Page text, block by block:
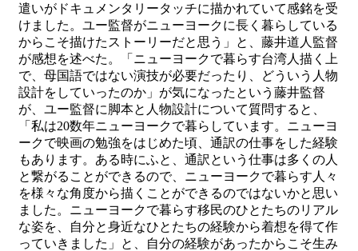
遣いがドキュメンタリータッチに描かれていて感銘を受
けました。ユー監督がニューヨークに長く暮らしている
からこそ描けたストーリーだと思う」と、藤井道人監督
が感想を述べた。「ニューヨークで暮らす台湾人描く上
で、母国語ではない演技が必要だったり、どういう人物
設計をしていったのか」が気になったという藤井監督
が、ユー監督に脚本と人物設計について質問すると、
「私は20数年ニューヨークで暮らしています。ニューヨ
ークで映画の勉強をはじめた頃、通訳の仕事をした経験
もあります。ある時にふと、通訳という仕事は多くの人
と繋がることができるので、ニューヨークで暮らす人々
を様々な角度から描くことができるのではないかと思い
ました。ニューヨークで暮らす移民のひとたちのリアル
な姿を、自分と身近なひとたちの経験から着想を得て作
っていきました」と、自分の経験があったからこそ生み